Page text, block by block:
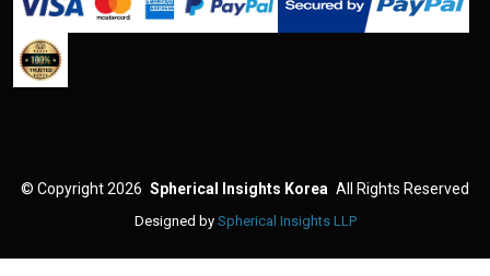
© Copyright 2026 Spherical Insights Korea All Rights Reserved
Designed by Spherical Insights LLP